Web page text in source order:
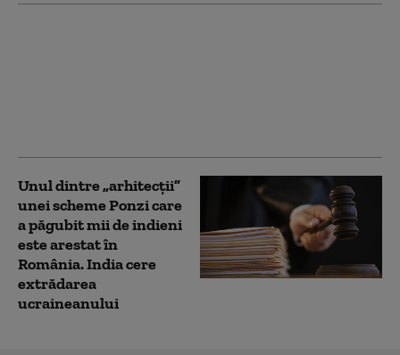
Unul dintre „arhitecții”
unei scheme Ponzi care
a păgubit mii de indieni
este arestat în
România. India cere
extrădarea
ucraineanului